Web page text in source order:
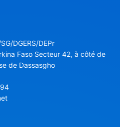
DGERS/DEPr
Faso Secteur 42, à côté de
de Dassasgho